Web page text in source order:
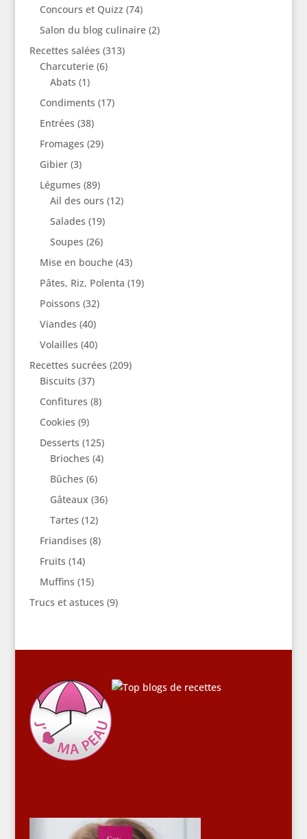
Concours et Quizz (74)
Salon du blog culinaire(2)
Recettes salées (313)
Charcuterie(6)
Abats (1)
Condiments (17)
Entrées (38)
Fromages (29)
Gibier(3)
Légumes (89)
Ail des ours (12)
Salades (19)
Soupes (26)
Mise en bouche(43)
Pâtes, Riz, Polenta (19)
Poissons (32)
Viandes (40)
Volailles (40)
Recettes sucrées (209)
Biscuits (37)
Confitures (8)
Cookies (9)
Desserts (125)
Brioches (4)
Bûches (6)
Gâteaux (36)
Tartes (12)
Friandises (8)
Fruits (14)
Muffins (15)
Trucs et astuces (9)